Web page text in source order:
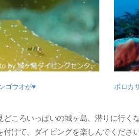
ゴウオが♥ ボロカ
どころいっぱいの城ヶ島、潜りに行く
けて、ダイビングを楽しんでください